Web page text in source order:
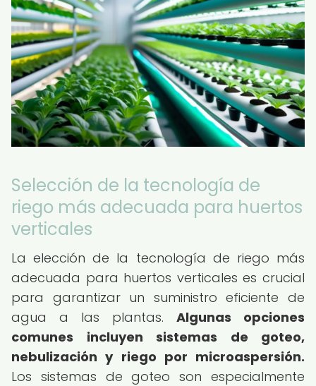
Selección de la tecnología de
riego más adecuada para huertos
verticales
La elección de la tecnología de riego más
adecuada para huertos verticales es crucial
para garantizar un suministro eficiente de
agua a las plantas. Algunas opciones
comunes incluyen sistemas de goteo,
nebulización y riego por microaspersión.
Los sistemas de goteo son especialmente